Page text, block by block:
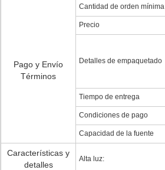
Pago y Envío
Términos
Cantidad de orden mínima
Precio
Detalles de empaquetado
Tiempo de entrega
Condiciones de pago
Capacidad de la fuente
Características y
detalles
Alta luz: